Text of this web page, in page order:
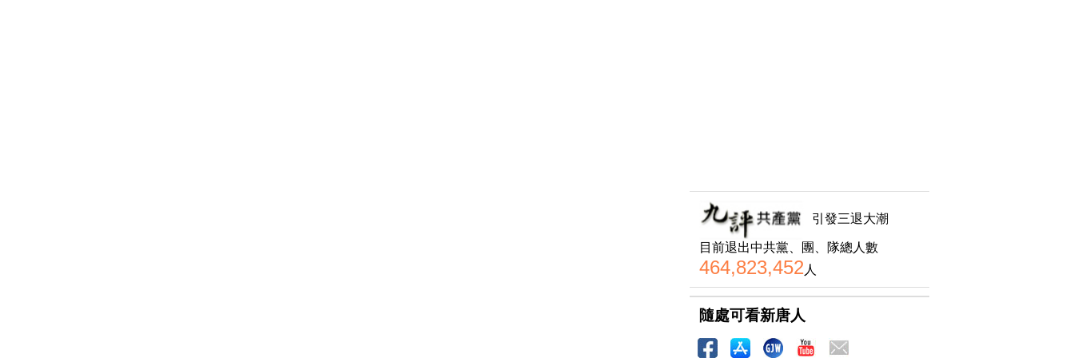
引發三退大潮
目前退出中共黨、團、隊總人數
464,823,452 人
隨處可看新唐人